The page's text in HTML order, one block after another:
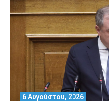
6 Αυγούστου, 2026